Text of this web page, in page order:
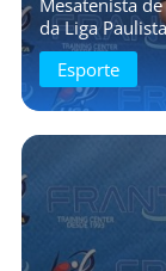
da Liga Paulista
Esporte